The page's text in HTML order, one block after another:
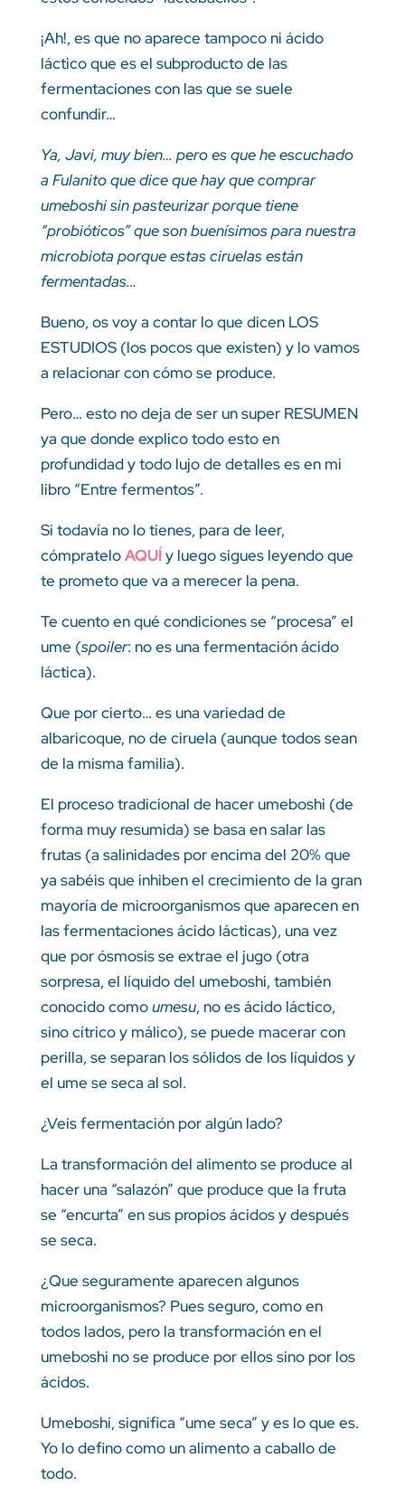
¡Ah!, es que no aparece tampoco ni ácido
láctico que es el subproducto de las
fermentaciones con las que se suele
confundir…
Ya, Javi, muy bien… pero es que he escuchado
a Fulanito que dice que hay que comprar
umeboshi sin pasteurizar porque tiene
“probióticos” que son buenísimos para nuestra
microbiota porque estas ciruelas están
fermentadas…
Bueno, os voy a contar lo que dicen LOS
ESTUDIOS (los pocos que existen) y lo vamos
a relacionar con cómo se produce.
Pero… esto no deja de ser un super RESUMEN
ya que donde explico todo esto en
profundidad y todo lujo de detalles es en mi
libro “Entre fermentos”.
Si todavía no lo tienes, para de leer,
cómprateloAQUÍy luego sigues leyendo que
te prometo que va a merecer la pena.
Te cuento en qué condiciones se “procesa” el
ume (spoiler: no es una fermentación ácido
láctica).
Que por cierto… es una variedad de
albaricoque, no de ciruela (aunque todos sean
de la misma familia).
El proceso tradicional de hacer umeboshi (de
forma muy resumida) se basa en salar las
frutas (a salinidades por encima del 20% que
ya sabéis que inhiben el crecimiento de la gran
mayoría de microorganismos que aparecen en
las fermentaciones ácido lácticas), una vez
que por ósmosis se extrae el jugo (otra
sorpresa, el líquido del umeboshi, también
conocido comoumesu, no es ácido láctico,
sino cítrico y málico), se puede macerar con
perilla, se separan los sólidos de los líquidos y
el ume se seca al sol.
¿Veis fermentación por algún lado?
La transformación del alimento se produce al
hacer una “salazón” que produce que la fruta
se “encurta” en sus propios ácidos y después
se seca.
¿Que seguramente aparecen algunos
microorganismos? Pues seguro, como en
todos lados, pero la transformación en el
umeboshi no se produce por ellos sino por los
ácidos.
Umeboshi, significa “ume seca” y es lo que es.
Yo lo defino como un alimento a caballo de
todo.